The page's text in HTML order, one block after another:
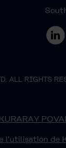
ALL RIGHTS
l'utilisation de